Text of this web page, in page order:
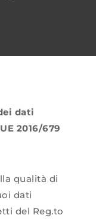
dati
2016/679
qualità di
dati
del Reg.to